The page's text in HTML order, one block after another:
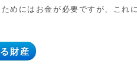
めにはお金が必要ですが、これ
財産